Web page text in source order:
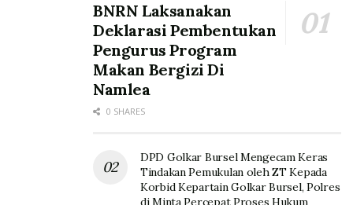
BNRN Laksanakan
Deklarasi Pembentukan
Pengurus Program
Makan Bergizi Di
Namlea
0 SHARES
DPD Golkar Bursel Mengecam Keras
Tindakan Pemukulan oleh ZT Kepada
Korbid Kepartain Golkar Bursel, Polres
di Minta Percepat Proses Hukum